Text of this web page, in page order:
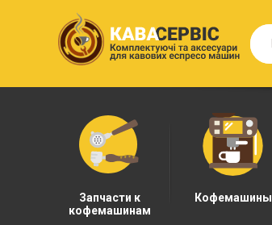
Запчасти к
кофемашинам
Кофемашины